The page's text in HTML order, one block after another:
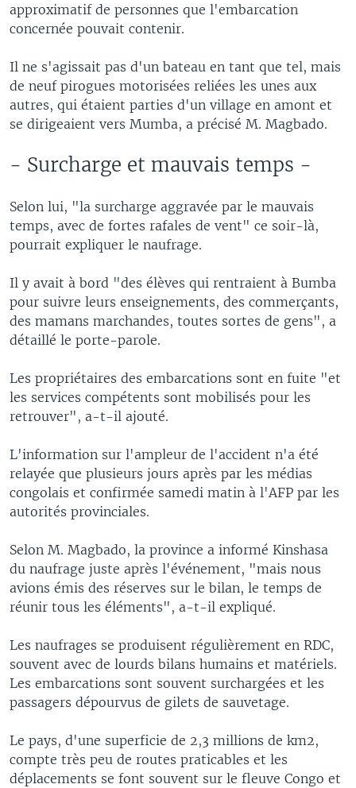
approximatif de personnes que l'embarcation
concernée pouvait contenir.
Il ne s'agissait pas d'un bateau en tant que tel, mais
de neuf pirogues motorisées reliées les unes aux
autres, qui étaient parties d'un village en amont et
se dirigeaient vers Mumba, a précisé M. Magbado.
- Surcharge et mauvais temps -
Selon lui, "la surcharge aggravée par le mauvais
temps, avec de fortes rafales de vent" ce soir-là,
pourrait expliquer le naufrage.
Il y avait à bord "des élèves qui rentraient à Bumba
pour suivre leurs enseignements, des commerçants,
des mamans marchandes, toutes sortes de gens", a
détaillé le porte-parole.
Les propriétaires des embarcations sont en fuite "et
les services compétents sont mobilisés pour les
retrouver", a-t-il ajouté.
L'information sur l'ampleur de l'accident n'a été
relayée que plusieurs jours après par les médias
congolais et confirmée samedi matin à l'AFP par les
autorités provinciales.
Selon M. Magbado, la province a informé Kinshasa
du naufrage juste après l'événement, "mais nous
avions émis des réserves sur le bilan, le temps de
réunir tous les éléments", a-t-il expliqué.
Les naufrages se produisent régulièrement en RDC,
souvent avec de lourds bilans humains et matériels.
Les embarcations sont souvent surchargées et les
passagers dépourvus de gilets de sauvetage.
Le pays, d'une superficie de 2,3 millions de km2,
compte très peu de routes praticables et les
déplacements se font souvent sur le fleuve Congo et